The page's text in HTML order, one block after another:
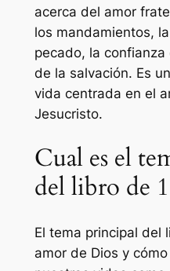
acerca del amor
los mandamientos,
pecado, la
de la salvación. Es
vida centrada en el
Jesucristo.
Cual es el
del libro de
El tema principal del
amor de Dios y